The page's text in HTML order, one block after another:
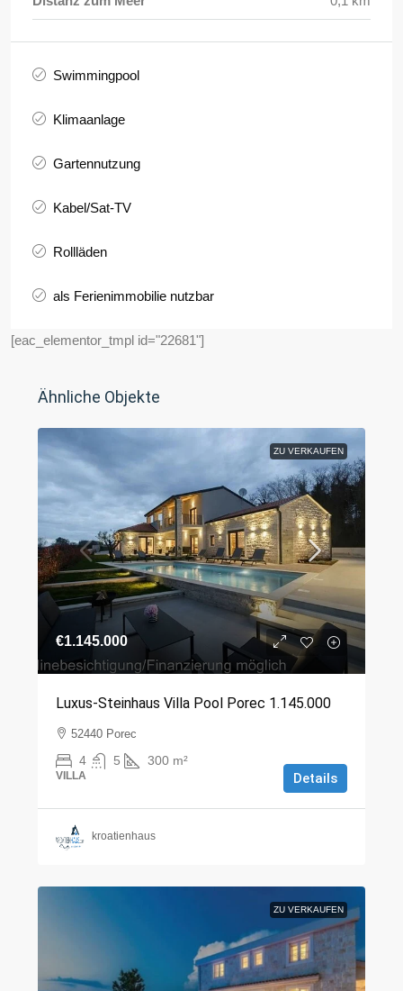
Swimmingpool
Klimaanlage
Gartennutzung
Kabel/Sat-TV
Rollläden
als Ferienimmobilie nutzbar
[eac_elementor_tmpl id="22681"]
Ähnliche Objekte
ZU VERKAUFEN
€1.145.000
Luxus-Steinhaus Villa Pool Porec 1.145.000
52440 Porec
4 5 300 m²
VILLA Details
kroatienhaus
ZU VERKAUFEN